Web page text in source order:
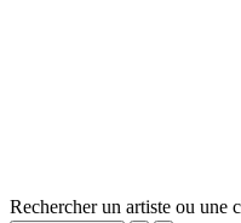
Rechercher un artiste ou une